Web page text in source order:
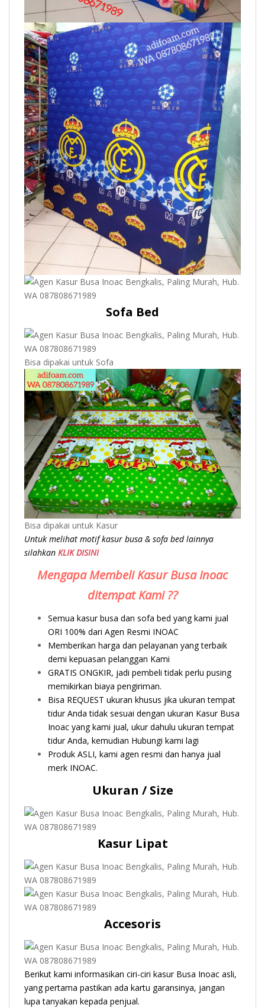
Sofa Bed
Bisa dipakai untuk Sofa
Bisa dipakai untuk Kasur
Untuk melihat motif kasur busa & sofa bed lainnya
silahkan KLIK DISINI
Mengapa Membeli Kasur Busa Inoac
ditempat Kami ??
Semua kasur busa dan sofa bed yang kami jual
ORI 100% dari Agen Resmi INOAC
Memberikan harga dan pelayanan yang terbaik
demi kepuasan pelanggan Kami
GRATIS ONGKIR, jadi pembeli tidak perlu pusing
memikirkan biaya pengiriman.
Bisa REQUEST ukuran khusus jika ukuran tempat
tidur Anda tidak sesuai dengan ukuran Kasur Busa
Inoac yang kami jual, ukur dahulu ukuran tempat
tidur Anda, kemudian Hubungi kami lagi
Produk ASLI, kami agen resmi dan hanya jual
merk INOAC.
Ukuran / Size
Kasur Lipat
Accesoris
Berikut kami informasikan ciri-ciri kasur Busa Inoac asli,
yang pertama pastikan ada kartu garansinya, jangan
lupa tanyakan kepada penjual.